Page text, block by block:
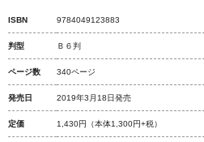
ISBN 9784049123883
判型 Ｂ６判
ページ数 340ページ
発売日 2019年3月18日発売
定価 1,430円 （本体1,300円+税）